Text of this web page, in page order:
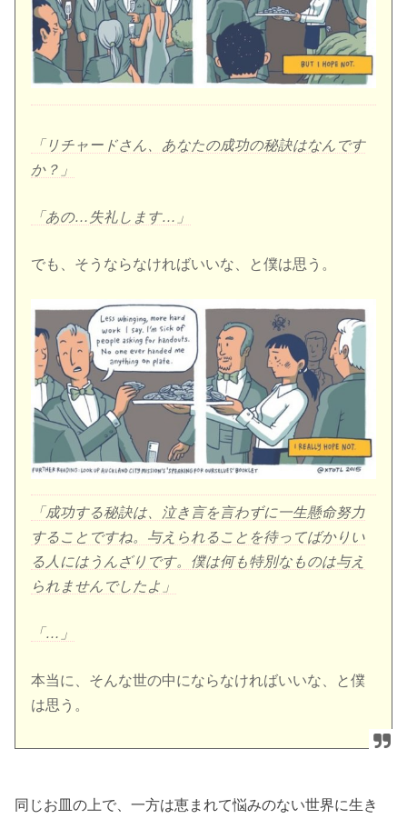
「リチャードさん、あなたの成功の秘訣はなんです
か？」
「あの…失礼します…」
でも、そうならなければいいな、と僕は思う。
「成功する秘訣は、泣き言を言わずに一生懸命努力
することですね。与えられることを待ってばかりい
る人にはうんざりです。僕は何も特別なものは与え
られませんでしたよ」
「…」
本当に、そんな世の中にならなければいいな、と僕
は思う。
同じお皿の上で、一方は恵まれて悩みのない世界に生き